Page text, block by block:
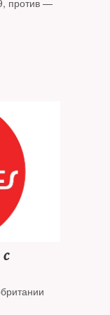
против —